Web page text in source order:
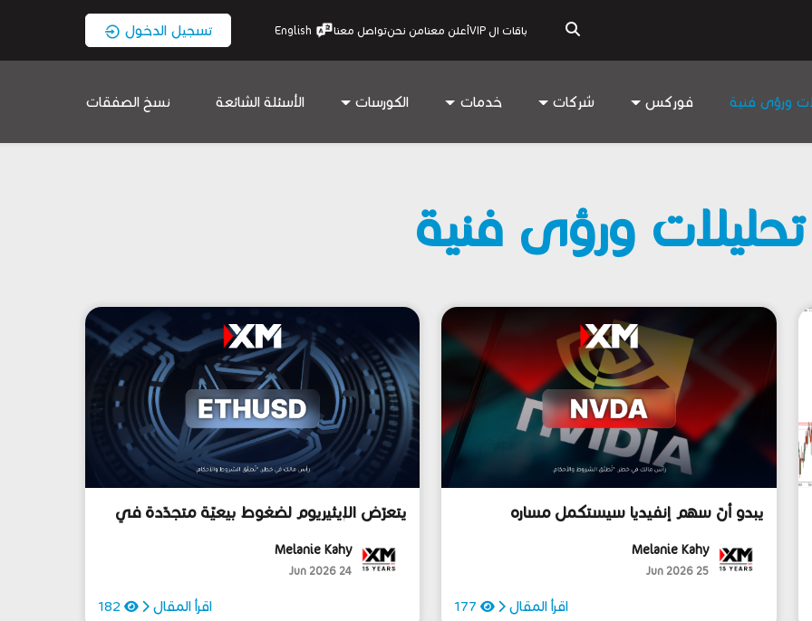
باقات ال VIP أعلن معنامن نحنتواصل معنا English تسجيل الدخول
ورؤى فنية فوركس شركات خدمات الكورسات الأسئلة الشائعة نسخ الصفقات
تحليلات ورؤى فنية
يبدو أنّ سهم إنفيديا سيستكمل مساره
Melanie Kahy
25 Jun 2026
اقرأ المقال 177
يتعرّض الإيثيريوم لضغوط بيعيّة متجدّدة في
Melanie Kahy
24 Jun 2026
اقرأ المقال 182